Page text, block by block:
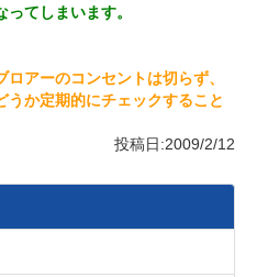
てしまいます。
アーのコンセントは切らず、
うか定期的にチェックすること
投稿日:2009/2/12